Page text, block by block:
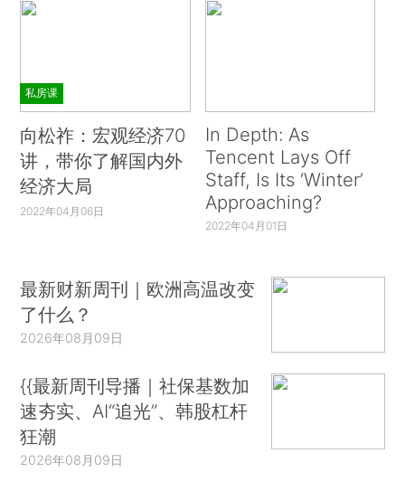
私房课
向松祚：宏观经济70
讲，带你了解国内外
经济大局
2022年04月06日
In Depth: As
Tencent Lays Off
Staff, Is Its ‘Winter’
Approaching?
2022年04月01日
最新财新周刊｜欧洲高温改变
了什么？
2026年08月09日
{{最新周刊导播｜社保基数加
速夯实、AI“追光”、韩股杠杆
狂潮
2026年08月09日